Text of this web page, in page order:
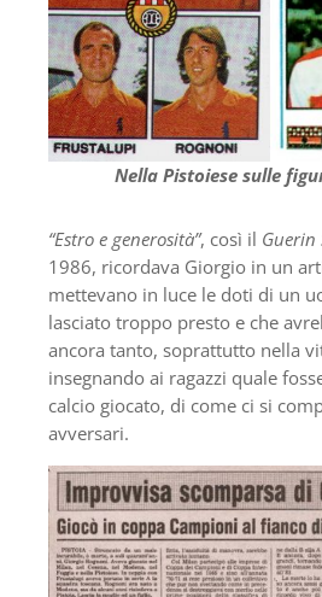
Nella Pistoiese sulle
“Estro e generosità”, così il Guerin
1986, ricordava Giorgio in un
mettevano in luce le doti di un
lasciato troppo presto e che
ancora tanto, soprattutto nella
insegnando ai ragazzi quale
calcio giocato, di come ci si
avversari.